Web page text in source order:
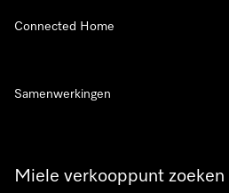
Miele verkooppunt zoeken
Connected Home
Samenwerkingen